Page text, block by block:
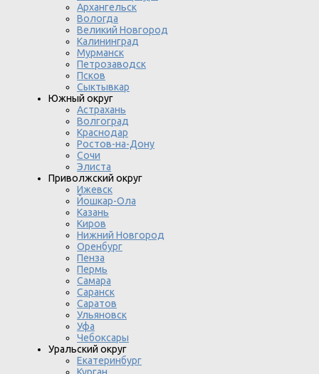
Архангельск
Вологда
Великий Новгород
Калининград
Мурманск
Петрозаводск
Псков
Сыктывкар
Южный округ
Астрахань
Волгоград
Краснодар
Ростов-на-Дону
Сочи
Элиста
Приволжский округ
Ижевск
Йошкар-Ола
Казань
Киров
Нижний Новгород
Оренбург
Пенза
Пермь
Самара
Саранск
Саратов
Ульяновск
Уфа
Чебоксары
Уральский округ
Екатеринбург